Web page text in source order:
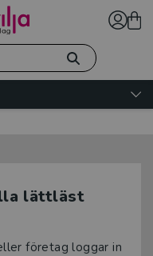
lättläst
företag loggar in